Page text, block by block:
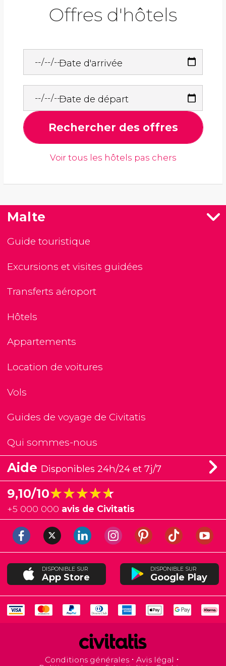
Offres d'hôtels
Date d'arrivée
Date de départ
Rechercher des offres
Voir tous les hôtels pas chers
Malte
Guide touristique
Excursions et visites guidées
Transferts aéroport
Hôtels
Appartements
Location de voitures
Vols
Guides de voyage de Civitatis
Qui sommes-nous
Aide Disponibles 24h/24 et 7j/7
9,10/10★★★★★
★★★★★
+5 000 000 avis de Civitatis
DISPONIBLE SUR
App Store
DISPONIBLE SUR
Google Play
Conditions générales
Avis légal